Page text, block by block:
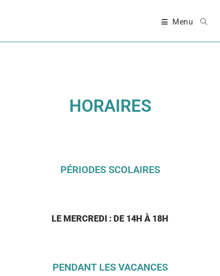
Menu
HORAIRES
PÉRIODES SCOLAIRES
LE MERCREDI : DE 14H À 18H
PENDANT LES VACANCES